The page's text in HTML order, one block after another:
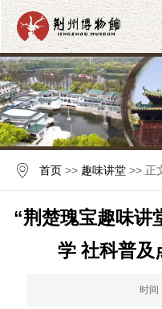
首页 >> 趣味讲堂 >> 正
“荆楚瑰宝趣味讲
学 社科普及
时间